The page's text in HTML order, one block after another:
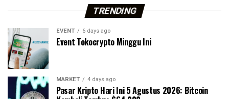
TRENDING
EVENT 6 days ago
Event Tokocrypto Minggu Ini
MARKET 4 days ago
Pasar Kripto Hari Ini 5 Agustus 2026: Bitcoin